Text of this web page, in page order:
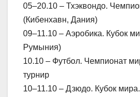
05–20.10 – Тхэквондо.
(Кибенхавн, Дания)
09–11.10 – Аэробика. Кубок
Румыния)
10.10 – Футбол. Чемпионат
турнир
10–11.10 – Дзюдо. Кубок